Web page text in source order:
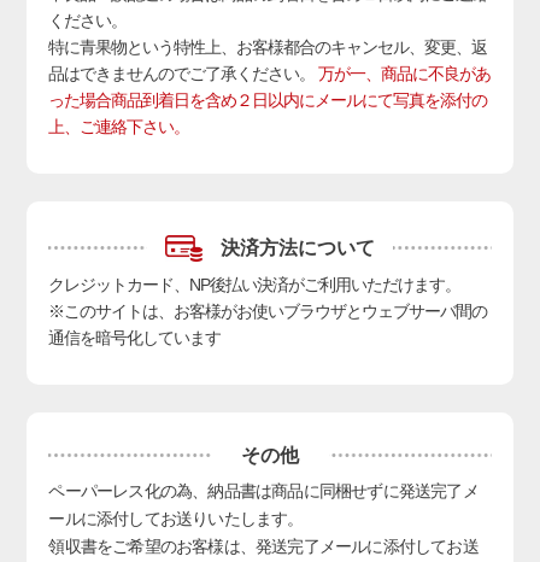
ください。
特に青果物という特性上、お客様都合のキャンセル、変更、返
品はできませんのでご了承ください。万が一、商品に不良があ
った場合商品到着日を含め２日以内にメールにて写真を添付の
上、ご連絡下さい。
決済方法について
クレジットカード、NP後払い決済がご利用いただけます。
※このサイトは、お客様がお使いブラウザとウェブサーバ間の
通信を暗号化しています
その他
ペーパーレス化の為、納品書は商品に同梱せずに発送完了メ
ールに添付してお送りいたします。
領収書をご希望のお客様は、発送完了メールに添付してお送